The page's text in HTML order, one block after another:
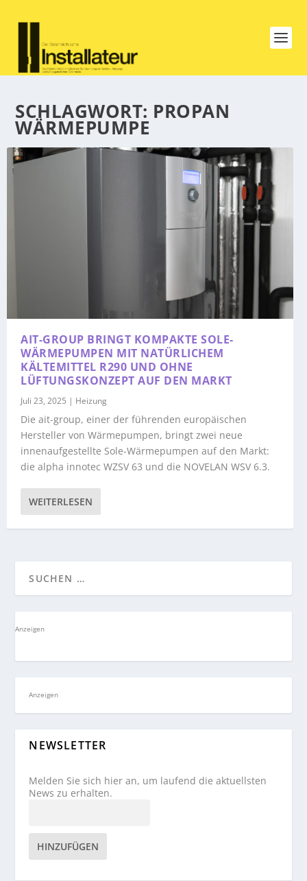
SCHLAGWORT: PROPAN
WÄRMEPUMPE
AIT-GROUP BRINGT KOMPAKTE SOLE-
WÄRMEPUMPEN MIT NATÜRLICHEM
KÄLTEMITTEL R290 UND OHNE
LÜFTUNGSKONZEPT AUF DEN MARKT
Juli 23, 2025 | Heizung
Die ait-group, einer der führenden europäischen
Hersteller von Wärmepumpen, bringt zwei neue
innenaufgestellte Sole-Wärmepumpen auf den Markt:
die alpha innotec WZSV 63 und die NOVELAN WSV 6.3.
WEITERLESEN
Anzeigen
Anzeigen
NEWSLETTER
Melden Sie sich hier an, um laufend die aktuellsten
News zu erhalten.
HINZUFÜGEN